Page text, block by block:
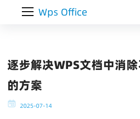
Wps Office
逐步解决WPS文档中消
的方案
2025-07-14